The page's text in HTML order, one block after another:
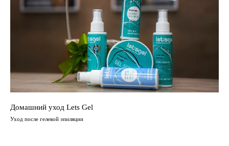
Домашний уход Lets Gel
Уход после гелевой эпиляции